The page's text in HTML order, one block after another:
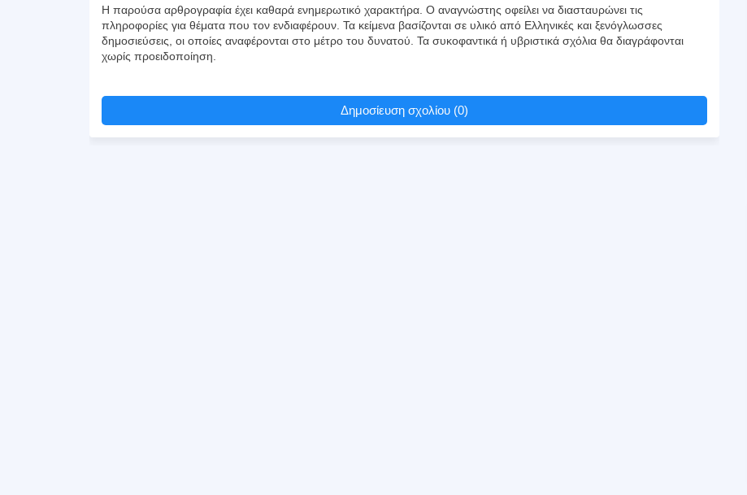
Η παρούσα αρθρογραφία έχει καθαρά ενημερωτικό χαρακτήρα. Ο αναγνώστης οφείλει να διασταυρώνει τις
πληροφορίες για θέματα που τον ενδιαφέρουν. Τα κείμενα βασίζονται σε υλικό από Ελληνικές και ξενόγλωσσες
δημοσιεύσεις, οι οποίες αναφέρονται στο μέτρο του δυνατού. Τα συκοφαντικά ή υβριστικά σχόλια θα διαγράφονται
χωρίς προειδοποίηση.
Δημοσίευση σχολίου (0)